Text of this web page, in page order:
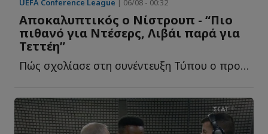
UEFA Conference League | 06/08 - 00:32
Αποκαλυπτικός ο Νίστρουπ - “Πιο
πιθανό για Ντέσερς, Λιβάι παρά για
Τεττέη”
Πώς σχολίασε στη συνέντευξη Τύπου ο προπονητής του Π...